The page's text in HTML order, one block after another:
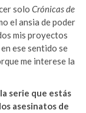
soloCrónicas de
el ansia de poder
mis proyectos
ese sentido se
me interese la
serie que estás
asesinatos de